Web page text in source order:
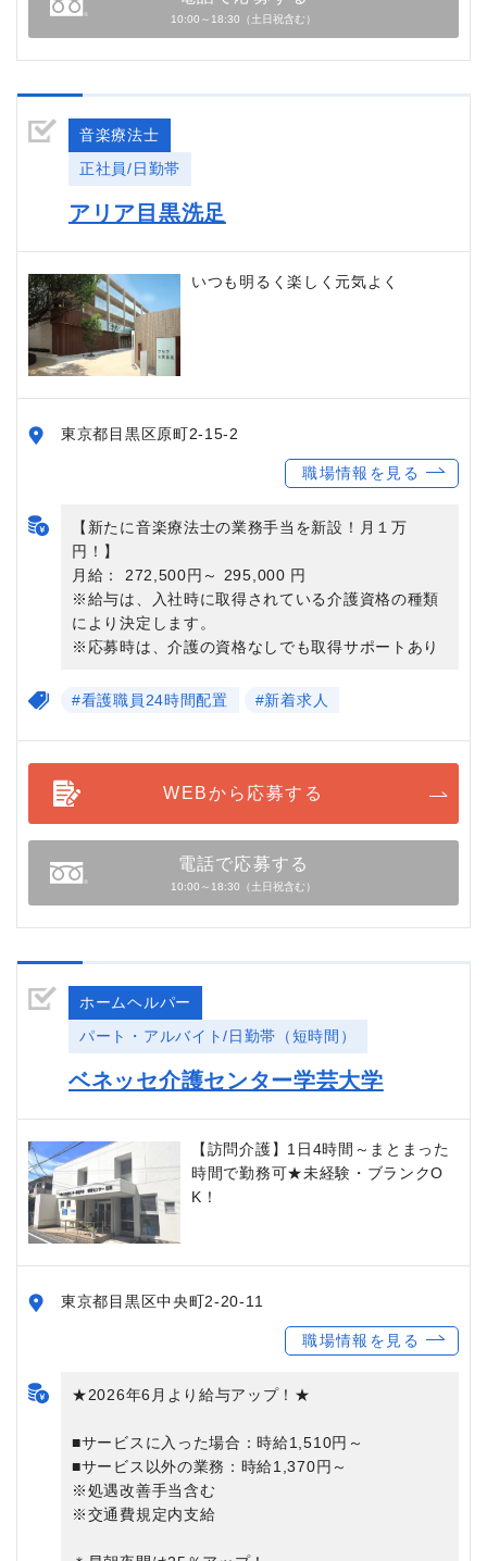
10:00～18:30（土日祝含む）
音楽療法士
正社員/日勤帯
アリア目黒洗足
いつも明るく楽しく元気よく
東京都目黒区原町2-15-2
職場情報を見る
【新たに音楽療法士の業務手当を新設！月１万
円！】
月給： 272,500円～ 295,000 円
※給与は、入社時に取得されている介護資格の種類
により決定します。
※応募時は、介護の資格なしでも取得サポートあり
#看護職員24時間配置 #新着求人
WEBから応募する
電話で応募する
10:00～18:30（土日祝含む）
ホームヘルパー
パート・アルバイト/日勤帯（短時間）
ベネッセ介護センター学芸大学
【訪問介護】1日4時間～まとまった
時間で勤務可★未経験・ブランクO
K！
東京都目黒区中央町2-20-11
職場情報を見る
★2026年6月より給与アップ！★
■サービスに入った場合：時給1,510円～
■サービス以外の業務：時給1,370円～
※処遇改善手当含む
※交通費規定内支給